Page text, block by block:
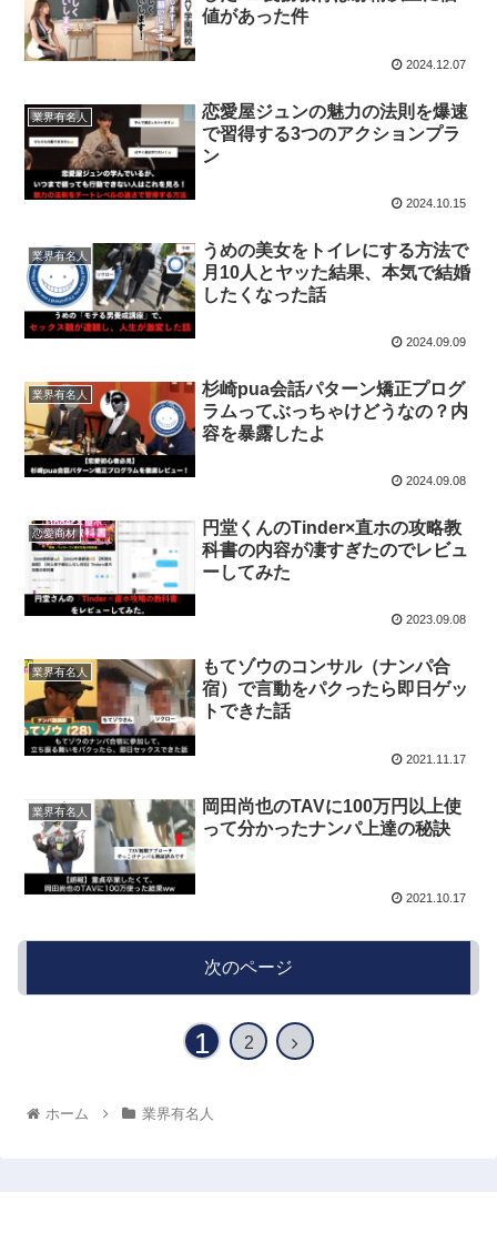
値があった件
2024.12.07
業界有名人
恋愛屋ジュンの魅力の法則を爆速
で習得する3つのアクションプラ
ン
2024.10.15
業界有名人
うめの美女をトイレにする方法で
月10人とヤッた結果、本気で結婚
したくなった話
2024.09.09
業界有名人
杉崎pua会話パターン矯正プログ
ラムってぶっちゃけどうなの？内
容を暴露したよ
2024.09.08
恋愛商材
円堂くんのTinder×直ホの攻略教
科書の内容が凄すぎたのでレビュ
ーしてみた
2023.09.08
業界有名人
もてゾウのコンサル（ナンパ合
宿）で言動をパクったら即日ゲッ
トできた話
2021.11.17
業界有名人
岡田尚也のTAVに100万円以上使
って分かったナンパ上達の秘訣
2021.10.17
次のページ
1 2
ホーム 業界有名人